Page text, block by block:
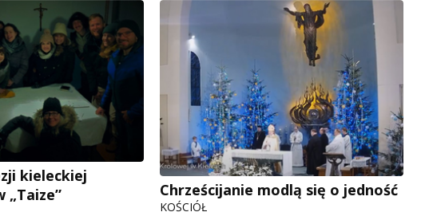
kieleckiej
„Taize”
Chrześcijanie modlą się o jedność
KOŚCIÓŁ